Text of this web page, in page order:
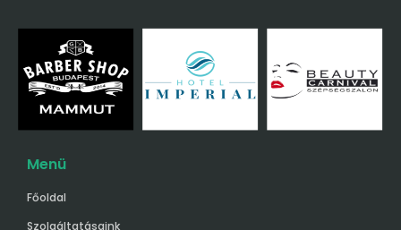
Menü
Főoldal
Szolgáltatásaink